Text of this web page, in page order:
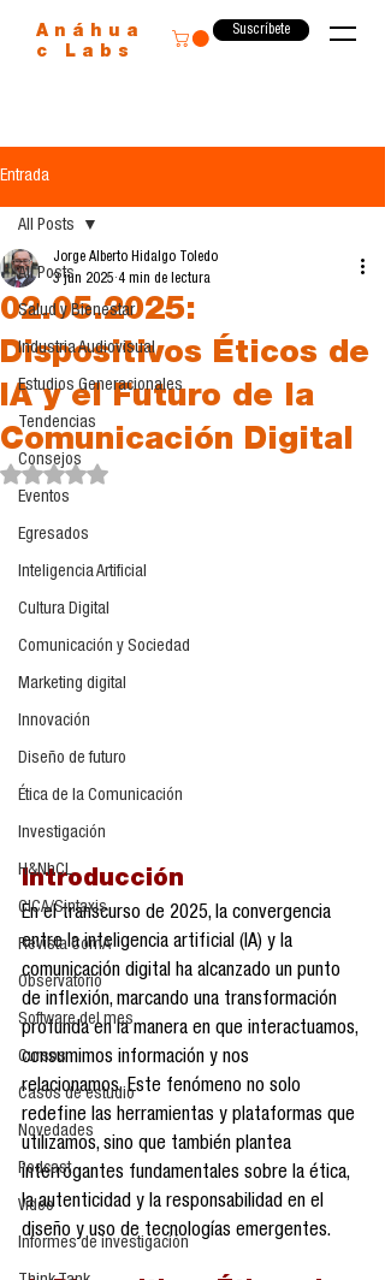
Anáhua
c Labs
Suscríbete
Entrada
All Posts
Salud y Bienestar
Industria Audiovisual
Estudios Generacionales
Tendencias
Consejos
Eventos
Egresados
Inteligencia Artificial
Cultura Digital
Comunicación y Sociedad
Marketing digital
Innovación
Diseño de futuro
Ética de la Comunicación
Investigación
H&NhCL
CICA/Sintaxis
Revista ComA
Observatorio
Software del mes
Cursos
Casos de estudio
Novedades
Podcast
Video
Informes de investigación
All Posts
02.05.2025:
Dispositivos Éticos de
IA y el Futuro de la
Comunicación Digital
Jorge Alberto Hidalgo Toledo
3 jun 2025 4 min de lectura
Obtuvo NaN de 5 estrellas.
Introducción
En el transcurso de 2025, la convergencia
entre la inteligencia artificial (IA) y la
comunicación digital ha alcanzado un punto
de inflexión, marcando una transformación
profunda en la manera en que interactuamos,
consumimos información y nos
relacionamos. Este fenómeno no solo
redefine las herramientas y plataformas que
utilizamos, sino que también plantea
interrogantes fundamentales sobre la ética,
la autenticidad y la responsabilidad en el
diseño y uso de tecnologías emergentes.